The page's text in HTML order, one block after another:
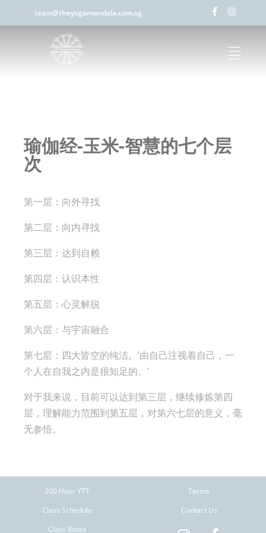
team@theyogamandala.com.sg
瑜伽经-玉米-智慧的七个层
次
第一层：向外寻找
第二层：向内寻找
第三层：达到自赖
第四层：认识本性
第五层：心灵解脱
第六层：与宇宙融合
第七层：四大皆空的纯洁。‘由自己注视着自己，一
个人在自我之内是很知足的。’
对于我来说，目前可以达到第三层，继续修炼第四
层，理解能力范围到第五层，对第六七层的意义，毫
无参悟。
200 Hour YTT
Class Schedule
Class Rates
Terms
Contact Us